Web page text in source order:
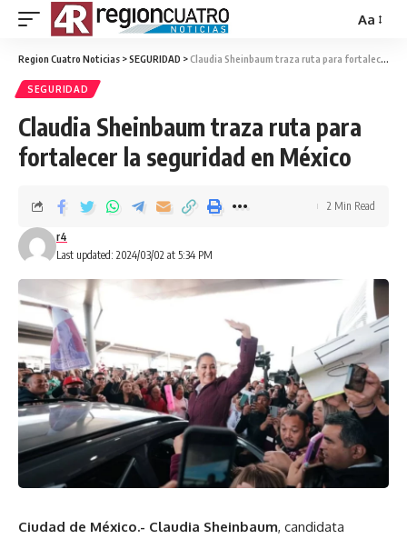
Aa
Region Cuatro Noticias >SEGURIDAD >Claudia Sheinbaum traza ruta para fortalecer la seguridad en México
SEGURIDAD
Claudia Sheinbaum traza ruta para
fortalecer la seguridad en México
Last updated: 2024/03/02 at 5:34 PM
r4
2 Min Read
Ciudad de México.- Claudia Sheinbaum, candidata